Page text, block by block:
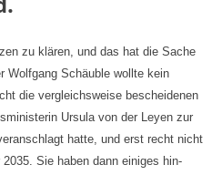
zu klären, und das hat die Sache
Wolfgang Schäuble wollte kein
die vergleichsweise bescheidenen
Ursula von der Leyen zur
hatte, und erst recht nicht
Sie haben dann einiges hin-